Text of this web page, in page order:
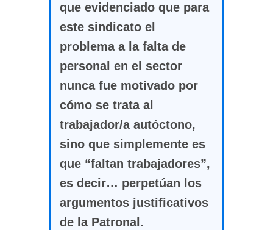
que evidenciado que para
este sindicato el
problema a la falta de
personal en el sector
nunca fue motivado por
cómo se trata al
trabajador/a autóctono,
sino que simplemente es
que “faltan trabajadores”,
es decir… perpetúan los
argumentos justificativos
de la Patronal.